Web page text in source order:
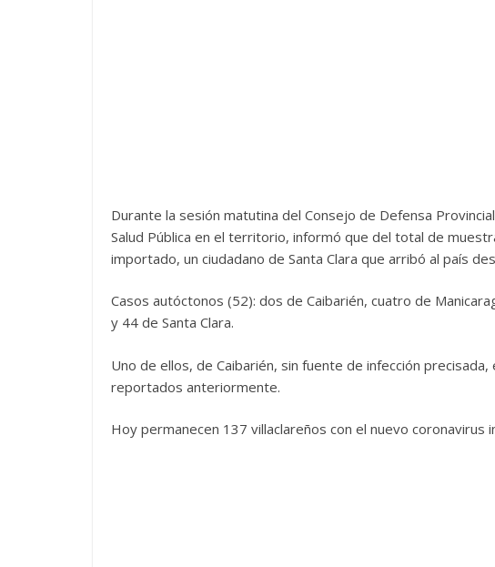
Durante la sesión matutina del Consejo de Defensa
Salud Pública en el territorio, informó que del total de
importado, un ciudadano de Santa Clara que arribó al país
Casos autóctonos (52): dos de Caibarién, cuatro de
y 44 de Santa Clara.
Uno de ellos, de Caibarién, sin fuente de infección
reportados anteriormente.
Hoy permanecen 137 villaclareños con el nuevo coronavirus